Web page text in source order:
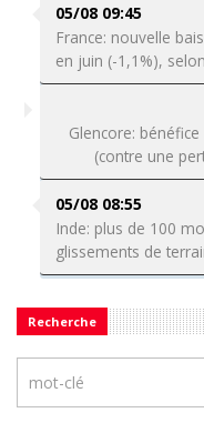
05/08 09:45
France: nouvelle
en juin (-1,1%),
Glencore:
(contre une
05/08 08:55
Inde: plus de 100
glissements de
Recherche